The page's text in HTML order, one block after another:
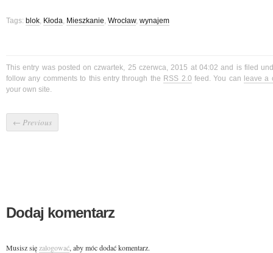
Tags: blok, Kłoda, Mieszkanie, Wrocław, wynajem
This entry was posted on czwartek, 25 czerwca, 2015 at 04:02 and is filed
follow any comments to this entry through the RSS 2.0 feed. You can leave a
your own site.
← Previous
Dodaj komentarz
Musisz sięzalogować, aby móc dodać komentarz.